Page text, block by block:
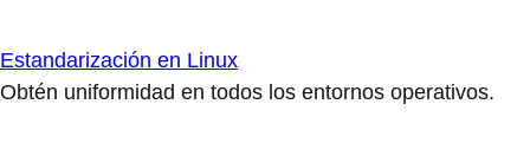
Estandarización en Linux
Obtén uniformidad en todos los entornos operativos.